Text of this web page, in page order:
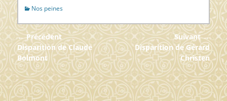
Catégories
Nos peines
Navigation
de
l’article
← Précédent
Article
précédent :
Disparition de Claude
Bolmont
Suivant →
Article
suivant :
Disparition de Gérard
Christen